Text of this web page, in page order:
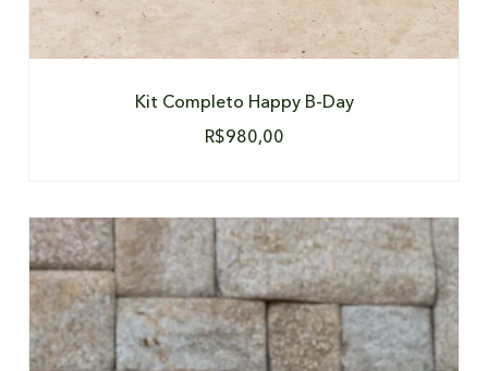
Kit Completo Happy B-Day
R$980,00